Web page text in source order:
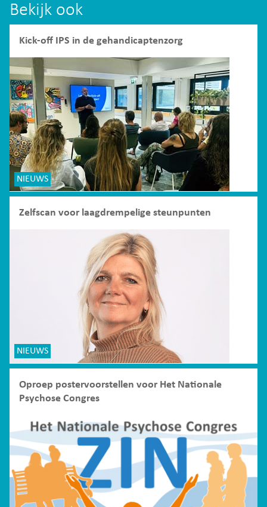
Bekijk ook
Kick-off IPS in de gehandicaptenzorg
NIEUWS
Zelfscan voor laagdrempelige steunpunten
NIEUWS
Oproep postervoorstellen voor Het Nationale
Psychose Congres